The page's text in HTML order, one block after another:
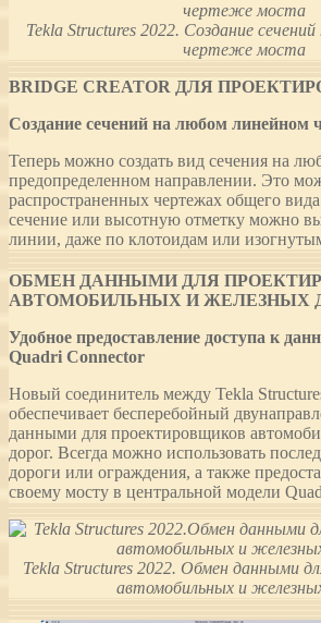
Tekla Structures 2022. Создание
чертеже моста
BRIDGE CREATOR ДЛЯ
Создание сечений на любом линейном
Теперь можно создать вид сечения на
предопределенном направлении. Это
распространенных чертежах общего
сечение или высотную отметку можно
линии, даже по клотоидам или
ОБМЕН ДАННЫМИ ДЛЯ
АВТОМОБИЛЬНЫХ И ЖЕЛЕЗНЫХ
Удобное предоставление доступа к
Quadri Connector
Новый соединитель между Tekla
обеспечивает бесперебойный
данными для проектировщиков
дорог. Всегда можно использовать
дороги или ограждения, а также
своему мосту в центральной модели
Tekla Structures 2022. Обмен данными
автомобильных и